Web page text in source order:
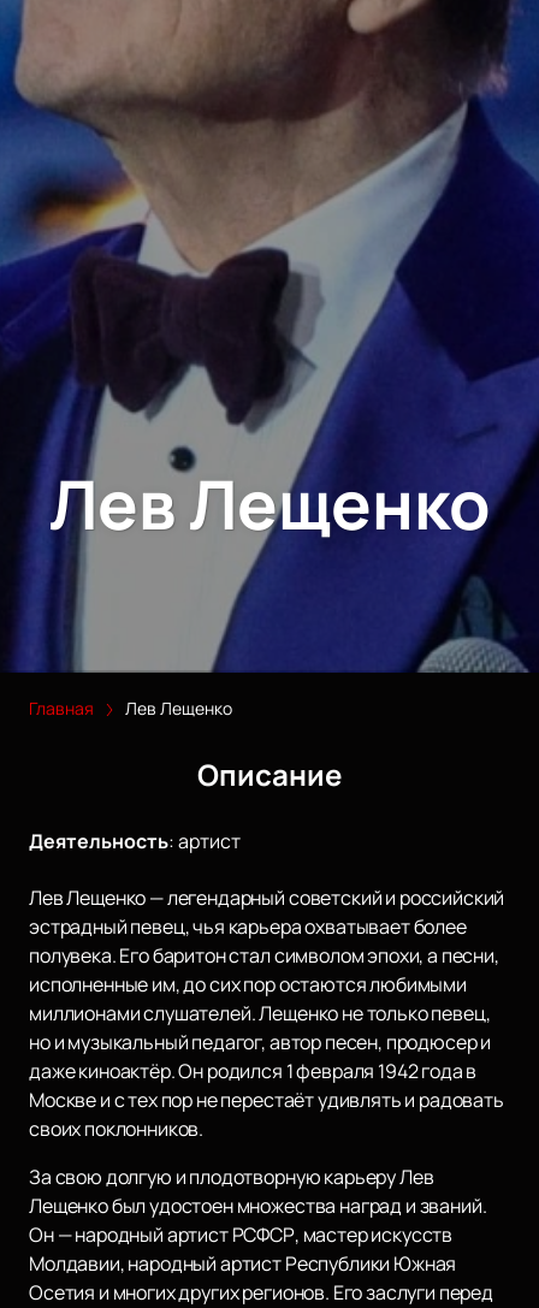
Лев Лещенко
Главная Лев Лещенко
Описание
Деятельность:артист
Лев Лещенко — легендарный советский и российский
эстрадный певец, чья карьера охватывает более
полувека. Его баритон стал символом эпохи, а песни,
исполненные им, до сих пор остаются любимыми
миллионами слушателей. Лещенко не только певец,
но и музыкальный педагог, автор песен, продюсер и
даже киноактёр. Он родился 1 февраля 1942 года в
Москве и с тех пор не перестаёт удивлять и радовать
своих поклонников.
За свою долгую и плодотворную карьеру Лев
Лещенко был удостоен множества наград и званий.
Он — народный артист РСФСР, мастер искусств
Молдавии, народный артист Республики Южная
Осетия и многих других регионов. Его заслуги перед